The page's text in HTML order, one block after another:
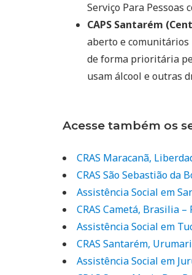
Serviço Para Pessoas
CAPS Santarém
aberto e comunitários
de forma prioritária
usam álcool e outras
Acesse também os
CRAS Maracanã,
CRAS São Sebastião da
Assistência Social em
CRAS Cametá, Brasilia –
Assistência Social em
CRAS Santarém,
Assistência Social em